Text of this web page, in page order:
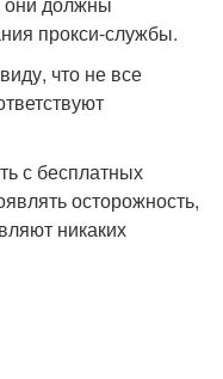
прокси-службы.
что не все
с бесплатных
осторожность,
никаких